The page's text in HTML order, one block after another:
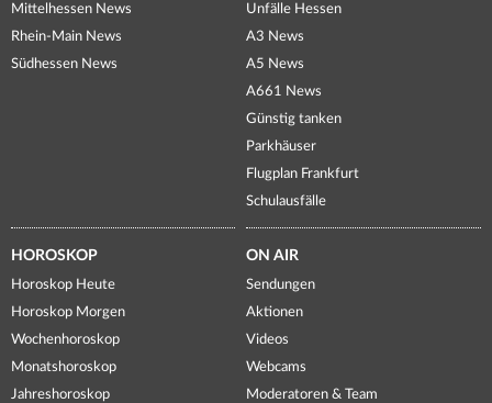
Mittelhessen News
Rhein-Main News
Südhessen News
Unfälle Hessen
A3 News
A5 News
A661 News
Günstig tanken
Parkhäuser
Flugplan Frankfurt
Schulausfälle
HOROSKOP
Horoskop Heute
Horoskop Morgen
Wochenhoroskop
Monatshoroskop
Jahreshoroskop
ON AIR
Sendungen
Aktionen
Videos
Webcams
Moderatoren & Team